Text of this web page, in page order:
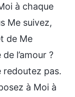
à chaque
Me suivez,
de Me
l’amour ?
redoutez pas.
à Moi à